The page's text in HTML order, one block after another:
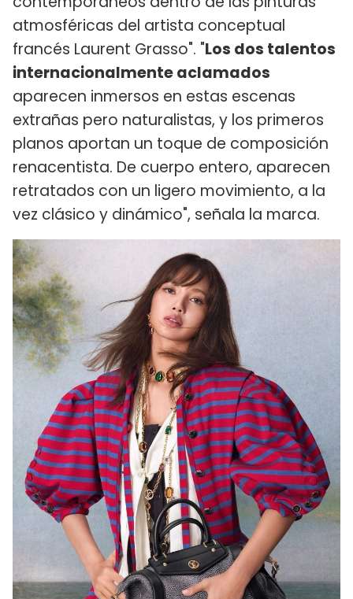
atmosféricas del artista conceptual
francés Laurent Grasso". "Los dos talentos
internacionalmente aclamados
aparecen inmersos en estas escenas
extrañas pero naturalistas, y los primeros
planos aportan un toque de composición
renacentista. De cuerpo entero, aparecen
retratados con un ligero movimiento, a la
vez clásico y dinámico", señala la marca.